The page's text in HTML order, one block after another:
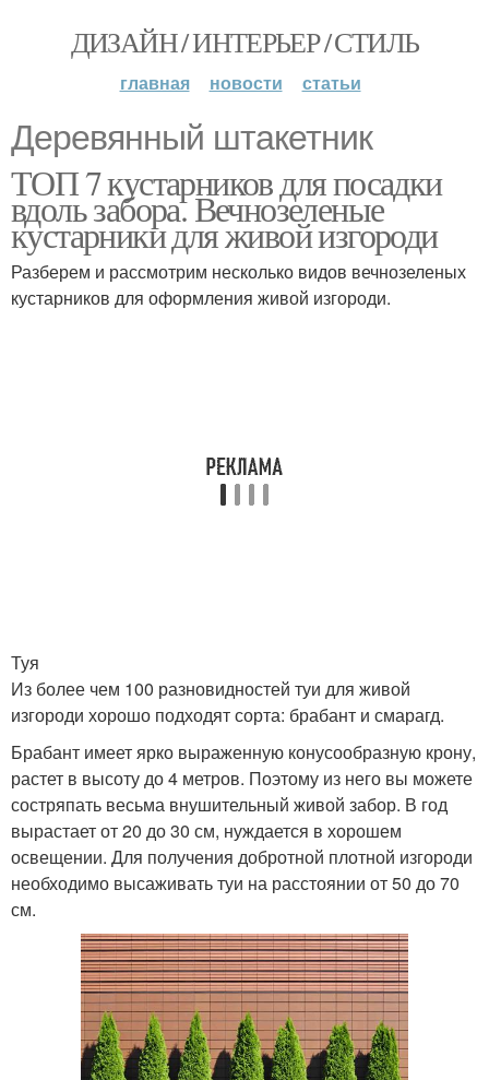
ДИЗАЙН / ИНТЕРЬЕР / СТИЛЬ
главная новости статьи
Деревянный штакетник
ТОП 7 кустарников для посадки
вдоль забора. Вечнозеленые
кустарники для живой изгороди
Разберем и рассмотрим несколько видов вечнозеленых
кустарников для оформления живой изгороди.
Туя
Из более чем 100 разновидностей туи для живой
изгороди хорошо подходят сорта: брабант и смарагд.
Брабант имеет ярко выраженную конусообразную крону,
растет в высоту до 4 метров. Поэтому из него вы можете
состряпать весьма внушительный живой забор. В год
вырастает от 20 до 30 см, нуждается в хорошем
освещении. Для получения добротной плотной изгороди
необходимо высаживать туи на расстоянии от 50 до 70
см.